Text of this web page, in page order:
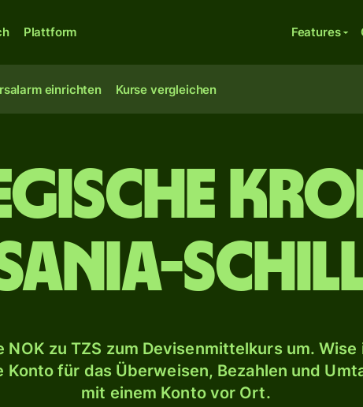
Plattform Features
einrichten Kurse vergleichen
NOK zu TZS zum Devisenmittelkurs um. Wise
Konto für das Überweisen, Bezahlen und
mit einem Konto vor Ort.